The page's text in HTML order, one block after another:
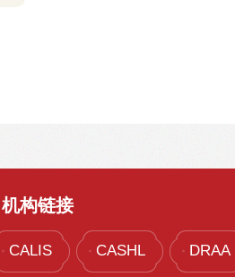
机构链接
CALIS CASHL DRAA